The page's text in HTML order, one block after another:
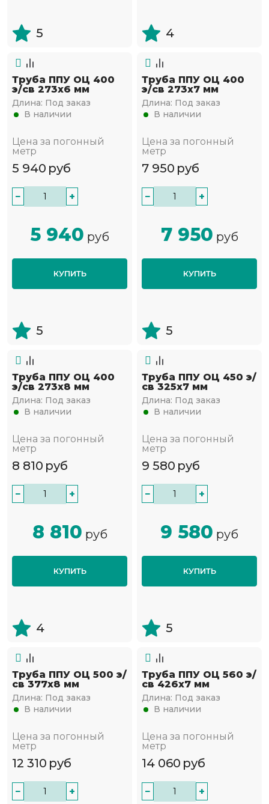
5 4
Труба ППУ ОЦ 400
э/св 273х6 мм
Длина: Под заказ
В наличии
Цена за погонный
метр
5 940 руб
− +
5 940 руб
КУПИТЬ
5
Труба ППУ ОЦ 400
э/св 273х7 мм
Длина: Под заказ
В наличии
Цена за погонный
метр
7 950 руб
− +
7 950 руб
КУПИТЬ
5
Труба ППУ ОЦ 400
э/св 273х8 мм
Длина: Под заказ
В наличии
Цена за погонный
метр
8 810 руб
− +
8 810 руб
КУПИТЬ
4
Труба ППУ ОЦ 450 э/
св 325х7 мм
Длина: Под заказ
В наличии
Цена за погонный
метр
9 580 руб
− +
9 580 руб
КУПИТЬ
5
Труба ППУ ОЦ 500 э/
св 377х8 мм
Длина: Под заказ
В наличии
Цена за погонный
метр
12 310 руб
− +
Труба ППУ ОЦ 560 э/
св 426х7 мм
Длина: Под заказ
В наличии
Цена за погонный
метр
14 060 руб
− +